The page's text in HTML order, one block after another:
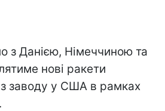
з Данією, Німеччиною та
нові ракети
заводу у США в рамках